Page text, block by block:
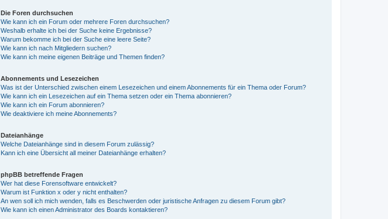
Die Foren durchsuchen
Wie kann ich ein Forum oder mehrere Foren durchsuchen?
Weshalb erhalte ich bei der Suche keine Ergebnisse?
Warum bekomme ich bei der Suche eine leere Seite?
Wie kann ich nach Mitgliedern suchen?
Wie kann ich meine eigenen Beiträge und Themen finden?
Abonnements und Lesezeichen
Was ist der Unterschied zwischen einem Lesezeichen und einem Abonnements für ein Thema oder Forum?
Wie kann ich ein Lesezeichen auf ein Thema setzen oder ein Thema abonnieren?
Wie kann ich ein Forum abonnieren?
Wie deaktiviere ich meine Abonnements?
Dateianhänge
Welche Dateianhänge sind in diesem Forum zulässig?
Kann ich eine Übersicht all meiner Dateianhänge erhalten?
phpBB betreffende Fragen
Wer hat diese Forensoftware entwickelt?
Warum ist Funktion x oder y nicht enthalten?
An wen soll ich mich wenden, falls es Beschwerden oder juristische Anfragen zu diesem Forum gibt?
Wie kann ich einen Administrator des Boards kontaktieren?